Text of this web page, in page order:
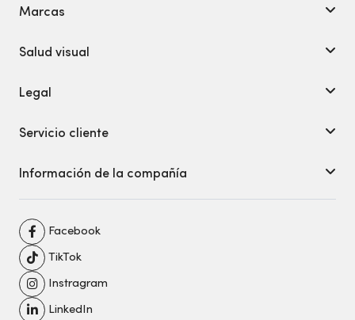
Marcas
Salud visual
Legal
Servicio cliente
Información de la compañía
Facebook
TikTok
Instragram
LinkedIn